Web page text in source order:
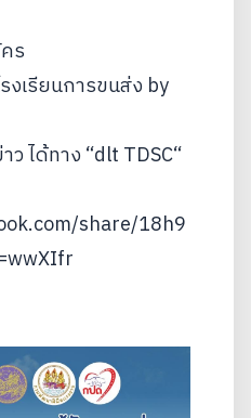
ร
งเรียนการขนส่ง by
ได้ทาง “dlt TDSC“
share/18h9